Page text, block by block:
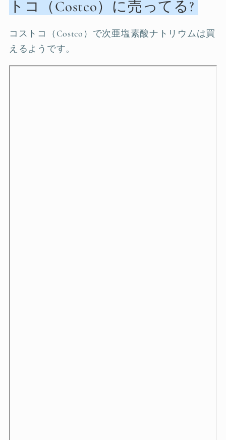
トコ（Costco）に売ってる?
コストコ（Costco）で次亜塩素酸ナトリウムは買
えるようです。